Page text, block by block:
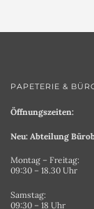
PAPETERIE &
Öffnungszeiten:
Neu: Abteilung
Montag – Freitag:
09:30 – 18.30 Uhr
Samstag:
09:30 – 18 Uhr